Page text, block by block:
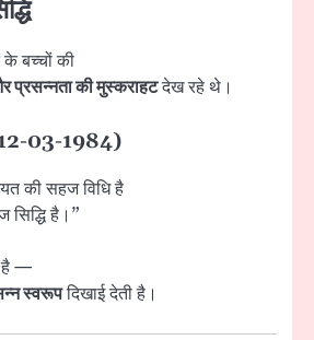
के बच्चों की
प्रसन्नता की मुस्कराहटदेख रहे थे।
03-1984)
की सहज विधि है
है।”
है —
स्वरूपदिखाई देती है।